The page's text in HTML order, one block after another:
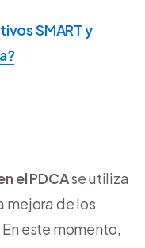
SMART y
el PDCAse utiliza
mejora de los
este momento,